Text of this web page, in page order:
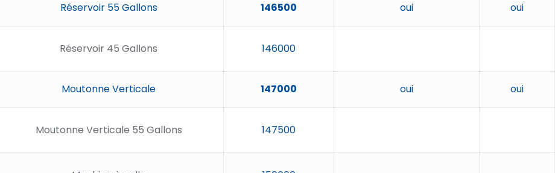
Réservoir 55 Gallons 146500 oui oui
Réservoir 45 Gallons 146000
Moutonne Verticale 147000 oui oui
Moutonne Verticale 55 Gallons 147500